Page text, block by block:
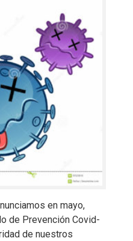
en mayo,
de Prevención Covid-
de nuestros